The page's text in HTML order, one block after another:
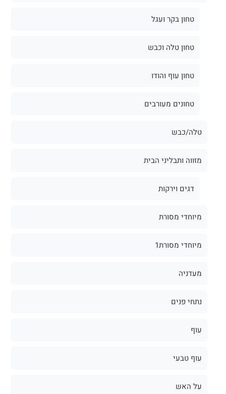
טחון בקר ועגל
טחון טלה וכבש
טחון עוף והודו
טחונים מעורבים
טלה/כבש
מזווה ותבליני הבית
דגים וירקות
מיוחדי מסורת
מיוחדי מסורת1
מעדניה
נתחי פנים
עוף
עוף טבעי
על האש